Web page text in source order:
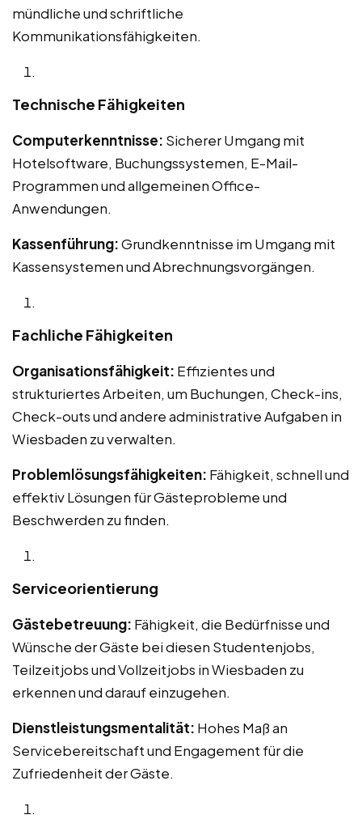
mündliche und schriftliche
Kommunikationsfähigkeiten.
Technische Fähigkeiten
Computerkenntnisse: Sicherer Umgang mit
Hotelsoftware, Buchungssystemen, E-Mail-
Programmen und allgemeinen Office-
Anwendungen.
Kassenführung:Grundkenntnisse im Umgang mit
Kassensystemen und Abrechnungsvorgängen.
Fachliche Fähigkeiten
Organisationsfähigkeit: Effizientes und
strukturiertes Arbeiten, um Buchungen, Check-ins,
Check-outs und andere administrative Aufgaben in
Wiesbaden zu verwalten.
Problemlösungsfähigkeiten: Fähigkeit, schnell und
effektiv Lösungen für Gästeprobleme und
Beschwerden zu finden.
Serviceorientierung
Gästebetreuung: Fähigkeit, die Bedürfnisse und
Wünsche der Gäste bei diesen Studentenjobs,
Teilzeitjobs und Vollzeitjobs in Wiesbaden zu
erkennen und darauf einzugehen.
Dienstleistungsmentalität: Hohes Maß an
Servicebereitschaft und Engagement für die
Zufriedenheit der Gäste.